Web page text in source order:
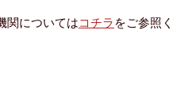
関についてはコチラ をご参照く